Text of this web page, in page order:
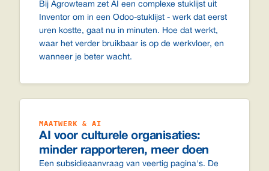
Bij Agrowteam zet AI een complexe stuklijst uit
Inventor om in een Odoo-stuklijst - werk dat eerst
uren kostte, gaat nu in minuten. Hoe dat werkt,
waar het verder bruikbaar is op de werkvloer, en
wanneer je beter wacht.
MAATWERK & AI
AI voor culturele organisaties:
minder rapporteren, meer doen
Een subsidieaanvraag van veertig pagina's. De